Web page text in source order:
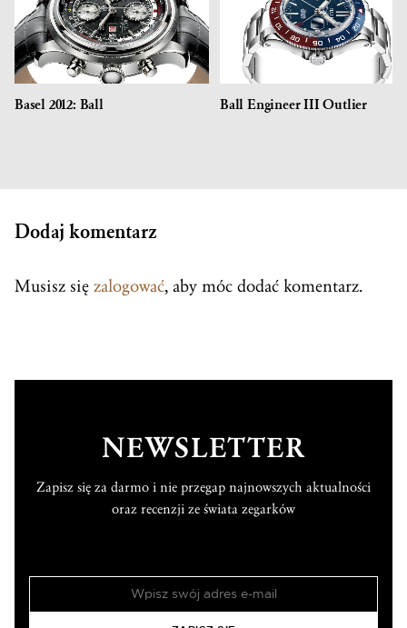
Basel 2012: Ball Ball Engineer III Outlier
Dodaj komentarz
Musisz się zalogować, aby móc dodać komentarz.
NEWSLETTER
Zapisz się za darmo i nie przegap najnowszych aktualności
oraz recenzji ze świata zegarków